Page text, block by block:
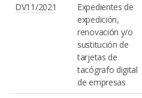
DV11/2021
Expedientes de
expedición,
renovación y/o
sustitución de
tarjetas de
tacógrafo digital
de empresas